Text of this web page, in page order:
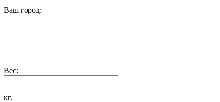
Ваш город:
Вес:
кг.